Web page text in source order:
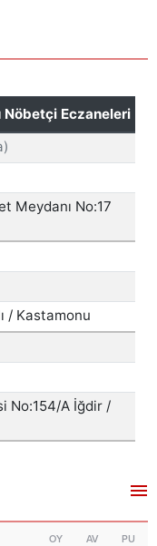
OY AV PU